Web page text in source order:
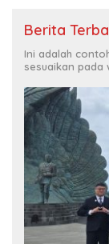
Berita
Ini adalah
sesuaikan pada